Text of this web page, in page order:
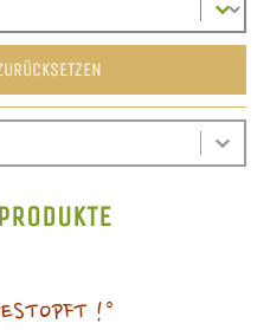
!°